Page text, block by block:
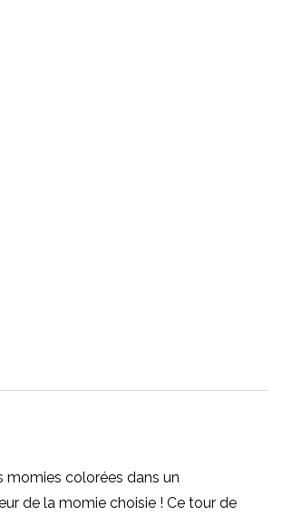
momies colorées dans un
de la momie choisie ! Ce tour de